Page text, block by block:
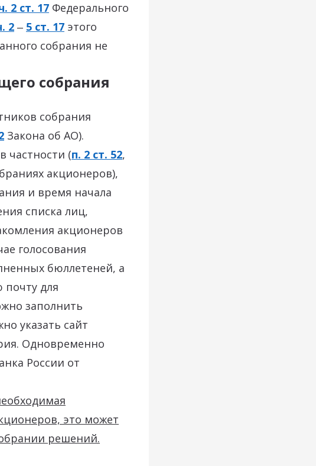
2 ст. 17 Федерального
2 ‒ 5 ст. 17 этого
собрания не
собрания
собрания
Закона об АО).
частности (п. 2 ст. 52,
акционеров),
и время начала
списка лиц,
акционеров
голосования
бюллетеней, а
почту для
заполнить
указать сайт
Одновременно
России от
это может
решений.